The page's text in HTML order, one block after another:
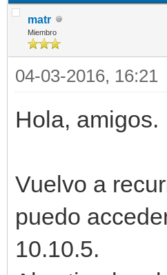
matr
Miembro
04-03-2016, 16:21
Hola, amigos.
Vuelvo a
puedo
10.10.5.